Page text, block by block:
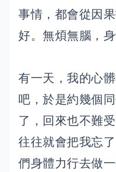
事情，都會從因
好。無煩無腦，身
有一天，我的心
吧，於是約幾個
了，回來也不難
往往就會把我忘
們身體力行去做